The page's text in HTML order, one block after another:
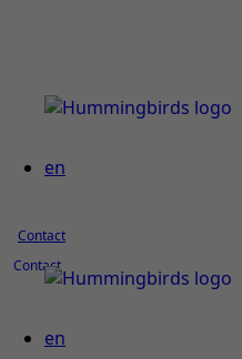
en
Contact
Contact
en